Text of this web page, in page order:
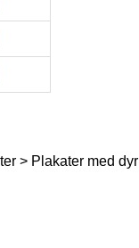
> Plakater med dyr